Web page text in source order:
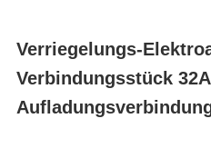
Verriegelungs-
Verbindungsstück